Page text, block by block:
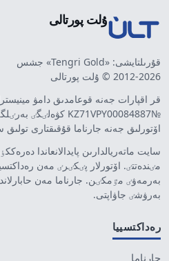
ۇلت پورتالى
قۇرىلتايشى: «Tengri Gold» جشس
2012-2026 © ۇلت پورتالى
قر اقپارات جەنە قوعامدىق دامۋ
№KZ71VPY00084887 كۋەلٸگٸ بەرٸلگەن.
اۆتورلىق جەنە جارناما قۇقىقتارى تولىق
سايت ماتەريالدارىن پايدالانعاندا
مٸندەتتٸ. اۆتورلار پٸكٸرٸ مەن
بەرمەۋٸ مٷمكٸن. جارناما مەن
بەرۋشٸ جاۋاپتى.
رەداكتسييا
جارناما